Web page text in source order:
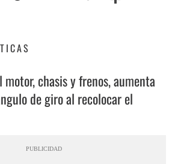
motor, chasis y frenos, aumenta
de giro al recolocar el
PUBLICIDAD